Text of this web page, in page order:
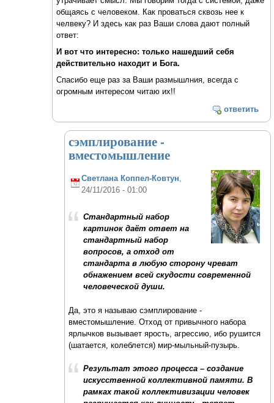
общаясь с человеком. Как проваться сквозь нее к
челвеку? И здесь как раз Ваши слова дают полный
ответ:
И вот что интересно: только нашедший себя
действительно находит и Бога.
Спасибо еще раз за Ваши размышлния, всегда с
огромным интересом читаю их!!
ответить
сэмплирование -
вместомышление
Светлана Коппел-Ковтун
24/11/2016 - 01:00
Стандартный набор
картинок даёт ответ на
стандартный набор
вопросов, а отход от
стандарта в любую сторону чреват
обнажением всей скудости современной
человеческой души.
Да, это я называю сэмплирование -
вместомышление. Отход от привычного набора
ярлычков вызывает ярость, агрессию, ибо рушится
(шатается, колеблется) мир-мыльный-пузырь.
Результат этого процесса – создание
искусственной коллективной памяти. В
рамках такой коллективизации человек